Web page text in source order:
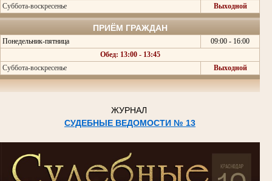
Суббота-воскресенье
Выходной
ПРИЁМ ГРАЖДАН
Понедельник-пятница
09:00 - 16:00
Обед: 13:00 - 13:45
Суббота-воскресенье
Выходной
ЖУРНАЛ
СУДЕБНЫЕ ВЕДОМОСТИ № 13